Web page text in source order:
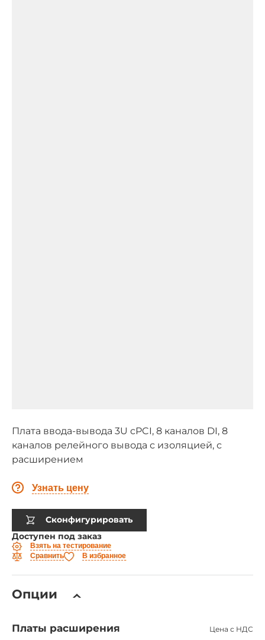
Плата ввода-вывода 3U cPCI, 8 каналов DI, 8
каналов релейного вывода с изоляцией, с
расширением
Узнать цену
Сконфигурировать
Доступен под заказ
Взять на тестирование
Сравнить
В избранное
Опции
Платы расширения Цена с НДС